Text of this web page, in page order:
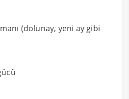
(dolunay, yeni ay gibi